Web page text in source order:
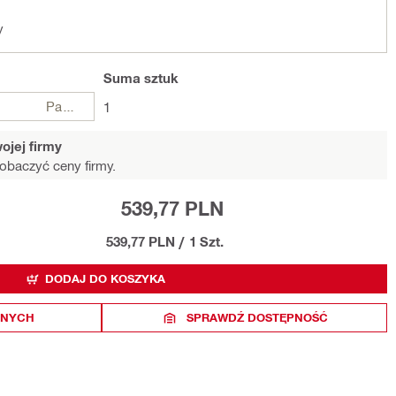
Suma sztuk
1
firmy
ceny firmy.
539,77 PLN
539,77 PLN / 1 Szt.
DODAJ DO KOSZYKA
SPRAWDŹ DOSTĘPNOŚĆ